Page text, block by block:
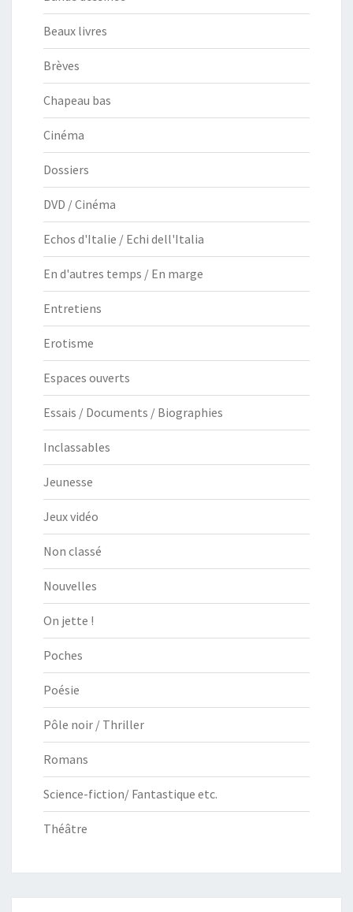
Beaux livres
Brèves
Chapeau bas
Cinéma
Dossiers
DVD / Cinéma
Echos d'Italie / Echi dell'Italia
En d'autres temps / En marge
Entretiens
Erotisme
Espaces ouverts
Essais / Documents / Biographies
Inclassables
Jeunesse
Jeux vidéo
Non classé
Nouvelles
On jette !
Poches
Poésie
Pôle noir / Thriller
Romans
Science-fiction/ Fantastique etc.
Théâtre